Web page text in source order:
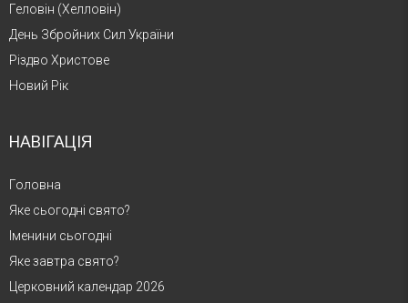
Геловін (Хелловін)
День Збройних Сил України
Різдво Христове
Новий Рік
НАВІГАЦІЯ
Головна
Яке сьогодні свято?
Іменини сьогодні
Яке завтра свято?
Церковний календар 2026